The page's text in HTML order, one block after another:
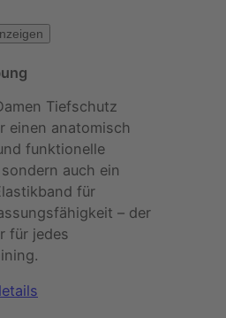
Tiefschutz
einen anatomisch
funktionelle
auch ein
für
– der
für jedes